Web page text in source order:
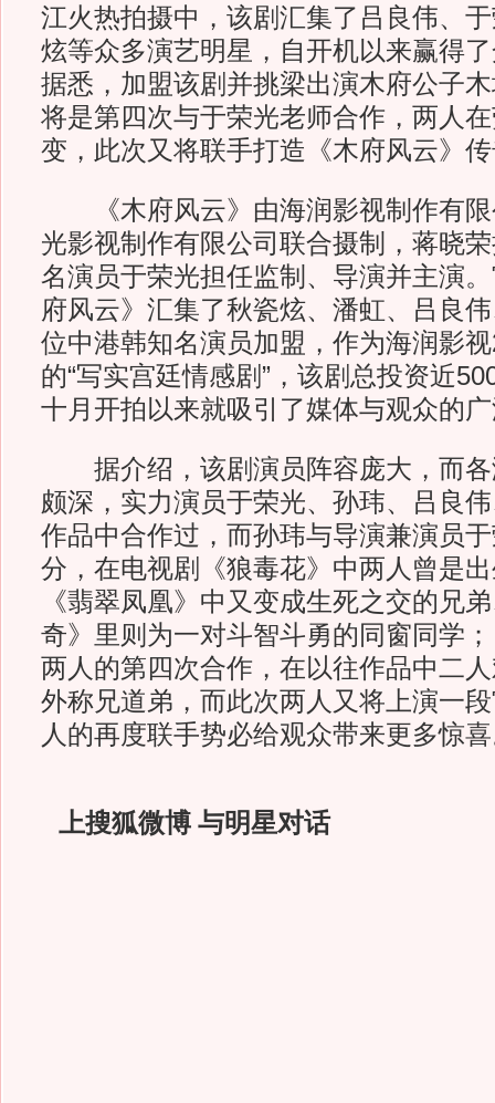
江火热拍摄中，该剧汇集了吕良伟、
炫等众多演艺明星，自开机以来赢得
据悉，加盟该剧并挑梁出演木府公子
将是第四次与于荣光老师合作，两人
变，此次又将联手打造《木府风云》
《木府风云》由海润影视制作有限
光影视制作有限公司联合摄制，蒋晓
名演员于荣光担任监制、导演并主演
府风云》汇集了秋瓷炫、潘虹、吕良
位中港韩知名演员加盟，作为海润影
的“写实宫廷情感剧”，该剧总投资近
十月开拍以来就吸引了媒体与观众的
据介绍，该剧演员阵容庞大，而各
颇深，实力演员于荣光、孙玮、吕良
作品中合作过，而孙玮与导演兼演员
分，在电视剧《狼毒花》中两人曾是
《翡翠凤凰》中又变成生死之交的兄
奇》里则为一对斗智斗勇的同窗同学
两人的第四次合作，在以往作品中二
外称兄道弟，而此次两人又将上演一
人的再度联手势必给观众带来更多惊
上搜狐微博 与明星对话